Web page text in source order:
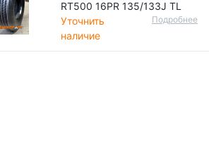
RT500 16PR 135/133J TL
Уточнить
наличие
Подробнее